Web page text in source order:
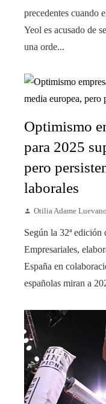
precedentes cuando
Yeol es acusado de
una orde...
Optimismo
para 2025
pero
laborales
Otilia Adame Luevano
Según la 32ª edición
Empresariales,
España en
españolas miran a